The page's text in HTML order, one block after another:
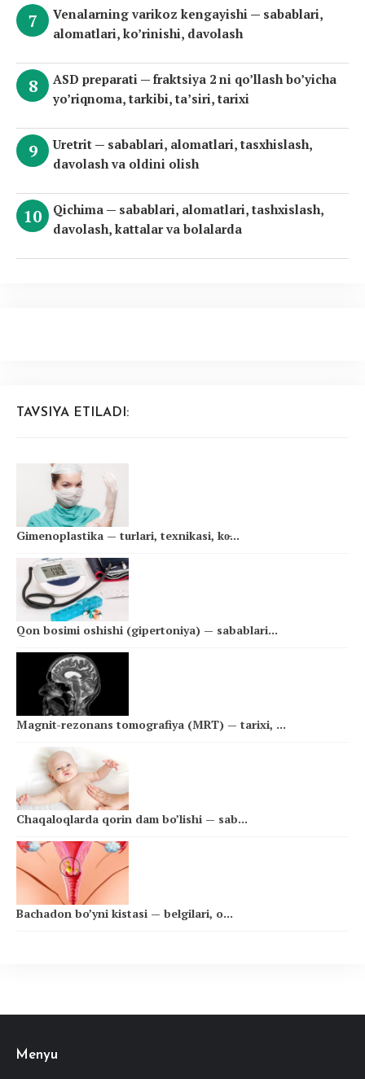
Venalarning varikoz kengayishi — sabablari,
alomatlari, ko’rinishi, davolash
ASD preparati — fraktsiya 2 ni qo’llash bo’yicha
yo’riqnoma, tarkibi, ta’siri, tarixi
Uretrit — sabablari, alomatlari, tasxhislash,
davolash va oldini olish
Qichima — sabablari, alomatlari, tashxislash,
davolash, kattalar va bolalarda
TAVSIYA ETILADI:
Gimenoplastika — turlari, texnikasi, ko̵...
Qon bosimi oshishi (gipertoniya) — sabablari...
Magnit-rezonans tomografiya (MRT) — tarixi, ...
Chaqaloqlarda qorin dam bo’lishi — sab...
Bachadon bo’yni kistasi — belgilari, o...
Menyu